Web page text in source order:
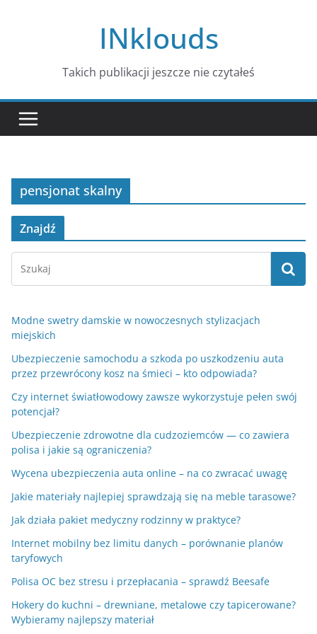
INklouds
Takich publikacji jeszcze nie czytałeś
pensjonat skalny
Znajdź
Modne swetry damskie w nowoczesnych stylizacjach
miejskich
Ubezpieczenie samochodu a szkoda po uszkodzeniu auta
przez przewrócony kosz na śmieci – kto odpowiada?
Czy internet światłowodowy zawsze wykorzystuje pełen swój
potencjał?
Ubezpieczenie zdrowotne dla cudzoziemców — co zawiera
polisa i jakie są ograniczenia?
Wycena ubezpieczenia auta online – na co zwracać uwagę
Jakie materiały najlepiej sprawdzają się na meble tarasowe?
Jak działa pakiet medyczny rodzinny w praktyce?
Internet mobilny bez limitu danych – porównanie planów
taryfowych
Polisa OC bez stresu i przepłacania – sprawdź Beesafe
Hokery do kuchni – drewniane, metalowe czy tapicerowane?
Wybieramy najlepszy materiał